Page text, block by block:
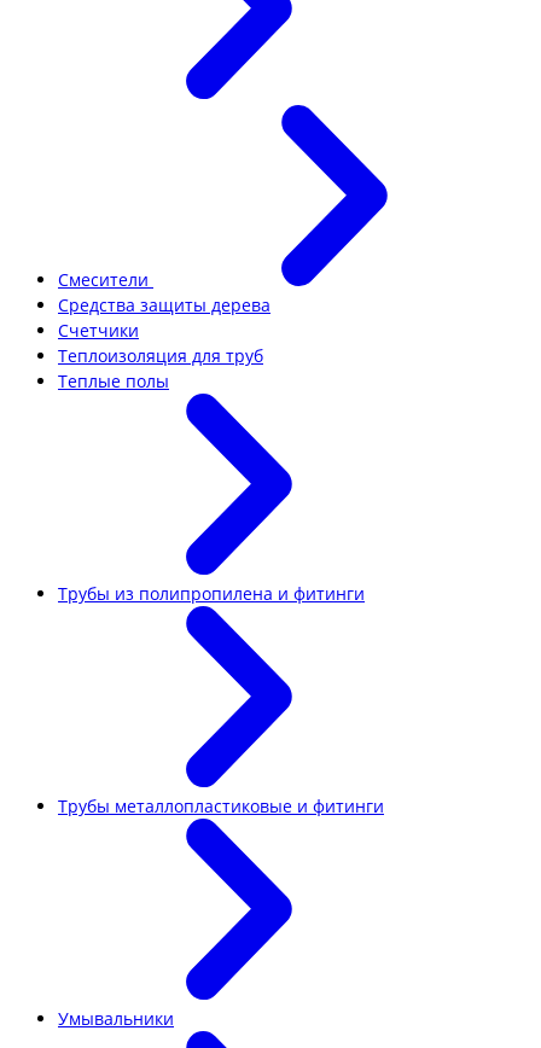
Смесители
Средства защиты дерева
Счетчики
Теплоизоляция для труб
Теплые полы
Трубы из полипропилена и фитинги
Трубы металлопластиковые и фитинги
Умывальники